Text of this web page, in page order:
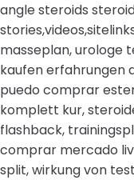
angle steroids
masseplan, urologe
kaufen erfahrungen
puedo comprar
komplett kur,
flashback,
comprar mercado
split, wirkung von